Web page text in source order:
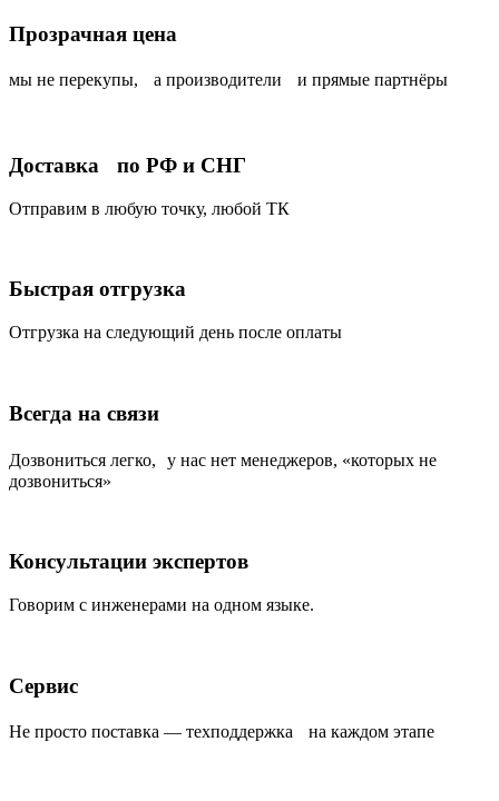
Прозрачная цена
мы не перекупы, а производители и прямые партнёры
Доставка по РФ и СНГ
Отправим в любую точку, любой ТК
Быстрая отгрузка
Отгрузка на следующий день после оплаты
Всегда на связи
Дозвониться легко, у нас нет менеджеров, «которых не
дозвониться»
Консультации экспертов
Говорим с инженерами на одном языке.
Сервис
Не просто поставка — техподдержка на каждом этапе